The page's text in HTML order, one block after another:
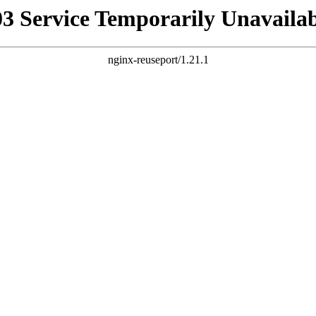
Service Temporarily
nginx-reuseport/1.21.1